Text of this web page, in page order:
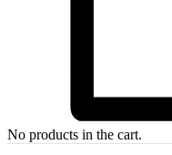
No products in the cart.